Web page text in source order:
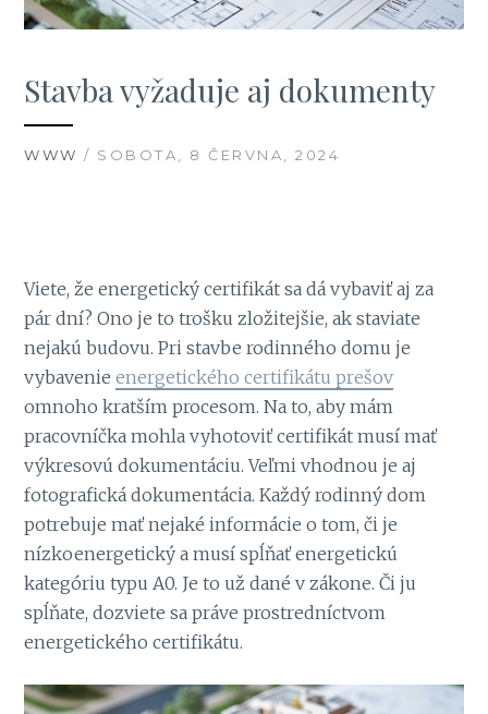
Stavba vyžaduje aj dokumenty
WWW / SOBOTA, 8 ČERVNA, 2024
Viete, že energetický certifikát sa dá vybaviť aj za
pár dní? Ono je to trošku zložitejšie, ak staviate
nejakú budovu. Pri stavbe rodinného domu je
vybavenieenergetického certifikátu prešov
omnoho kratším procesom. Na to, aby mám
pracovníčka mohla vyhotoviť certifikát musí mať
výkresovú dokumentáciu. Veľmi vhodnou je aj
fotografická dokumentácia.Každý rodinný dom
potrebuje mať nejaké informácie o tom, či je
nízkoenergetický a musí spĺňať energetickú
kategóriu typu A0. Je to už dané v zákone. Či ju
spĺňate, dozviete sa práve prostredníctvom
energetického certifikátu.